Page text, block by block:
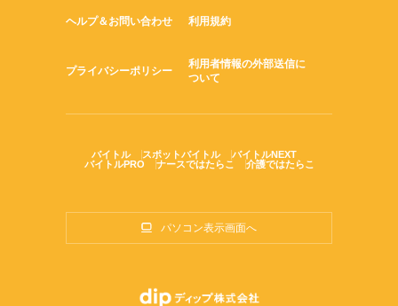
ヘルプ＆お問い合わせ 利用規約
プライバシーポリシー
利用者情報の外部送信に
ついて
バイトル スポットバイトル
バイトルNEXT
バイトルPRO
ナースではたらこ 介護ではたらこ
パソコン表示画面へ